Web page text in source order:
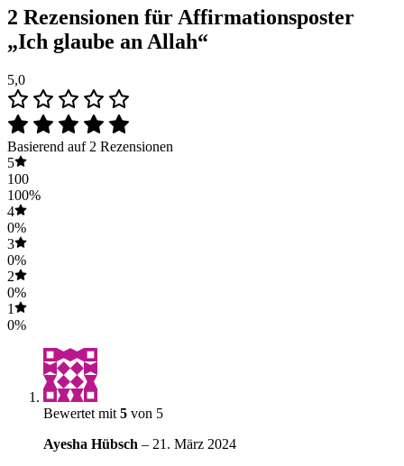
2 Rezensionen für Affirmationsposter
„Ich glaube an Allah“
5,0
Basierend auf 2 Rezensionen
5
100
100%
4
0%
3
0%
2
0%
1
0%
Bewertet mit 5 von 5
Ayesha Hübsch – 21. März 2024